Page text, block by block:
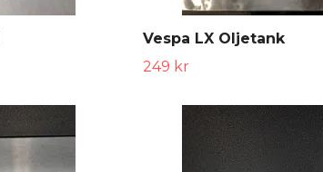
Vespa LX Oljetank
249 kr